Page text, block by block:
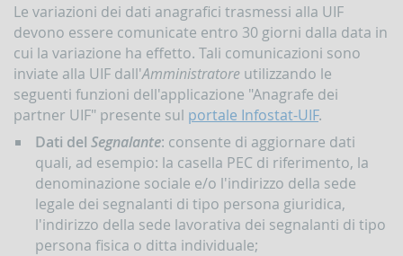
Le variazioni dei dati anagrafici trasmessi alla UIF
devono essere comunicate entro 30 giorni dalla data in
cui la variazione ha effetto. Tali comunicazioni sono
inviate alla UIF dall'Amministratore utilizzando le
seguenti funzioni dell'applicazione "Anagrafe dei
partner UIF" presente sul portale Infostat-UIF.
Dati del Segnalante: consente di aggiornare dati
quali, ad esempio: la casella PEC di riferimento, la
denominazione sociale e/o l'indirizzo della sede
legale dei segnalanti di tipo persona giuridica,
l'indirizzo della sede lavorativa dei segnalanti di tipo
persona fisica o ditta individuale;